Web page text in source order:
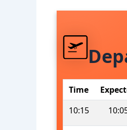
Time
10:15